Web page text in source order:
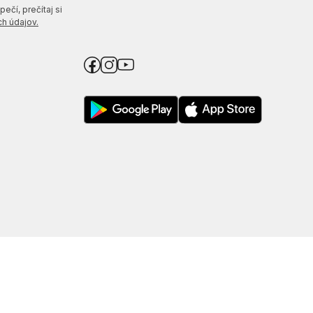
prečítaj si
údajov.